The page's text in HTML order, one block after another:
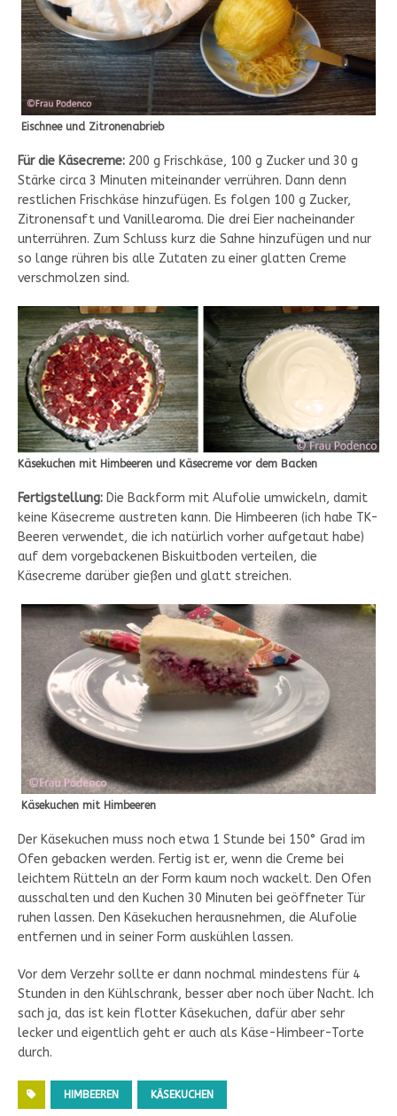
Eischnee und Zitronenabrieb
Für die Käsecreme: 200 g Frischkäse, 100 g Zucker und 30 g
Stärke circa 3 Minuten miteinander verrühren. Dann denn
restlichen Frischkäse hinzufügen. Es folgen 100 g Zucker,
Zitronensaft und Vanillearoma. Die drei Eier nacheinander
unterrühren. Zum Schluss kurz die Sahne hinzufügen und nur
so lange rühren bis alle Zutaten zu einer glatten Creme
verschmolzen sind.
Käsekuchen mit Himbeeren und Käsecreme vor dem Backen
Fertigstellung: Die Backform mit Alufolie umwickeln, damit
keine Käsecreme austreten kann. Die Himbeeren (ich habe TK-
Beeren verwendet, die ich natürlich vorher aufgetaut habe)
auf dem vorgebackenen Biskuitboden verteilen, die
Käsecreme darüber gießen und glatt streichen.
Käsekuchen mit Himbeeren
Der Käsekuchen muss noch etwa 1 Stunde bei 150° Grad im
Ofen gebacken werden. Fertig ist er, wenn die Creme bei
leichtem Rütteln an der Form kaum noch wackelt. Den Ofen
ausschalten und den Kuchen 30 Minuten bei geöffneter Tür
ruhen lassen. Den Käsekuchen herausnehmen, die Alufolie
entfernen und in seiner Form auskühlen lassen.
Vor dem Verzehr sollte er dann nochmal mindestens für 4
Stunden in den Kühlschrank, besser aber noch über Nacht. Ich
sach ja, das ist kein flotter Käsekuchen, dafür aber sehr
lecker und eigentlich geht er auch als Käse-Himbeer-Torte
durch.
HIMBEEREN KÄSEKUCHEN